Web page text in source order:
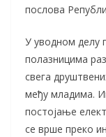
послова
У уводном делу
полазницима
свега
међу младима.
постојање
се врше преко